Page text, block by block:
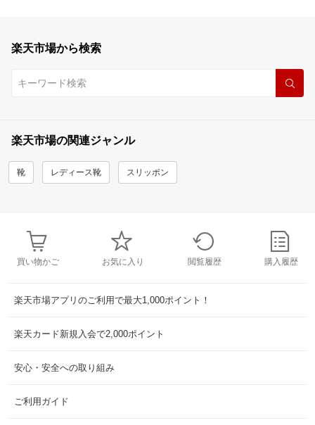
楽天市場から検索
楽天市場の関連ジャンル
靴 レディース靴 スリッポン
買い物かご お気に入り 閲覧履歴 購入履歴
楽天市場アプリのご利用で最大1,000ポイント！
楽天カード新規入会で2,000ポイント
安心・安全への取り組み
ご利用ガイド